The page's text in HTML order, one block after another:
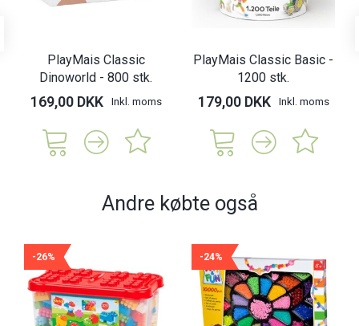
PlayMais Classic
Dinoworld - 800 stk.
169,00 DKK Inkl. moms
PlayMais Classic Basic -
1200 stk.
179,00 DKK Inkl. moms
Andre købte også
-26% -24%